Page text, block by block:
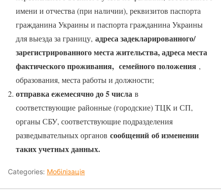
имени и отчества (при наличии), реквизитов паспорта
гражданина Украины и паспорта гражданина Украины
для выезда за границу, адреса задекларированного/
зарегистрированного места жительства, адреса места
фактического проживания, семейного положения ,
образования, места работы и должности;
отправка ежемесячно до 5 числа в
соответствующие районные (городские) ТЦК и СП,
органы СБУ, соответствующие подразделения
разведывательных органов сообщений об изменении
таких учетных данных.
Categories: Мобілізація